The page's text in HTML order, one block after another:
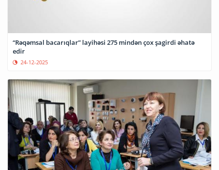
“Rəqəmsal bacarıqlar” layihəsi 275 mindən çox şagirdi əhatə
edir
24-12-2025